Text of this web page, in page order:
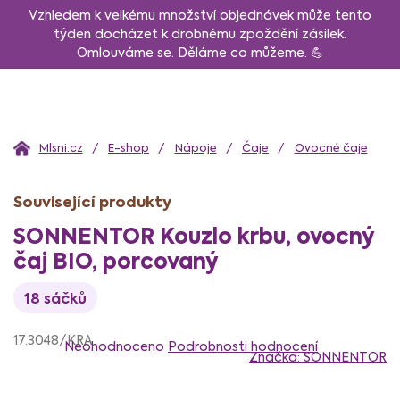
PřejítVzhledem k velkému množství objednávek může tento
týden docházet k drobnému zpoždění zásilek.
Omlouváme se. Děláme co můžeme. 💪
Domů E-shop Nápoje Čaje Ovocné čaje
SONNENTOR Kouzlo krbu, ovocný
čaj BIO, porcovaný
18 sáčků
17.3048/KRAhodnocení
Neohodnoceno Podrobnosti hodnocení
Značka:SONNENTOR
Související produkty